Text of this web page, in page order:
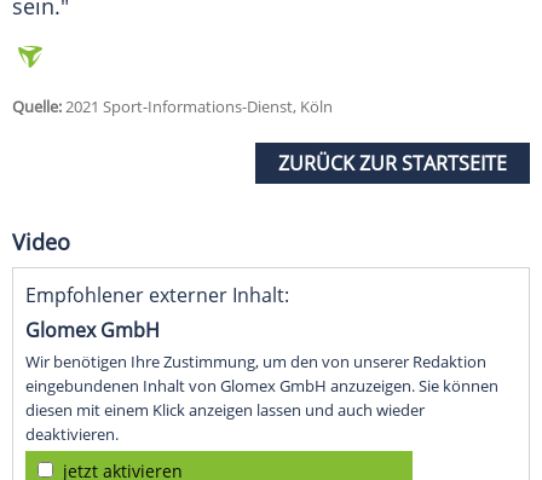
sein."
Quelle:2021 Sport-Informations-Dienst, Köln
ZURÜCK ZUR STARTSEITE
Video
Empfohlener externer Inhalt:
Glomex GmbH
Wir benötigen Ihre Zustimmung, um den von unserer Redaktion
eingebundenen Inhalt von Glomex GmbH anzuzeigen. Sie können
diesen mit einem Klick anzeigen lassen und auch wieder
deaktivieren.
jetzt aktivieren